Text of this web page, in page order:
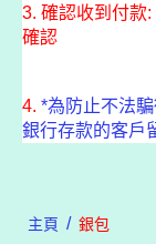
3. 確認收到付款
確認
4. *為防止不法
銀行存款的客戶
主頁 / 銀包